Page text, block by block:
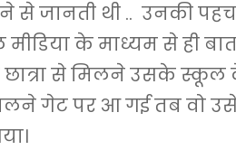
से जानती थी .. उनकी
के माध्यम से ही
से मिलने उसके स्कूल
गेट पर आ गई तब वो